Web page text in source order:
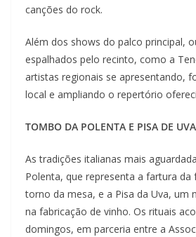
canções do rock.
Além dos shows do palco principal,
espalhados pelo recinto, como a
artistas regionais se apresentando,
local e ampliando o repertório
TOMBO DA POLENTA E PISA DE UVA
As tradições italianas mais
Polenta, que representa a fartura da
torno da mesa, e a Pisa da Uva, um
na fabricação de vinho. Os rituais
domingos, em parceria entre a